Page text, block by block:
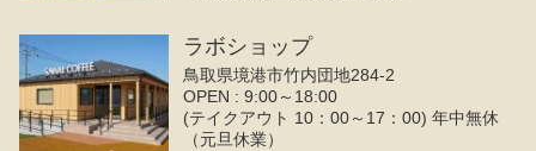
ラボショップ
鳥取県境港市竹内団地284-2
OPEN : 9:00～18:00
(テイクアウト 10：00～17：00) 年中無休
（元旦休業）